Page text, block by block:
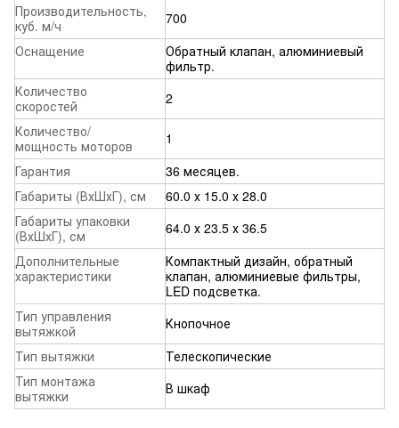
Производительность,
куб. м/ч
700
Оснащение
Обратный клапан, алюминиевый
фильтр.
Количество
скоростей
2
Количество/
мощность моторов
1
Гарантия
36 месяцев.
Габариты (ВхШхГ), см
60.0 х 15.0 х 28.0
Габариты упаковки
(ВхШхГ), см
64.0 х 23.5 х 36.5
Дополнительные
характеристики
Компактный дизайн, обратный
клапан, алюминиевые фильтры,
LED подсветка.
Тип управления
вытяжкой
Кнопочное
Тип вытяжки
Телескопические
Тип монтажа
вытяжки
В шкаф